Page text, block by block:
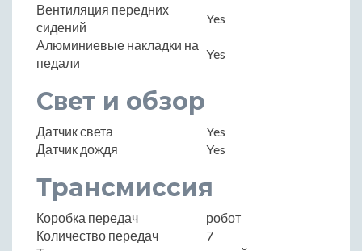
Вентиляция передних
сидений
Yes
Алюминиевые накладки на
педали
Yes
Свет и обзор
Датчик света
Yes
Датчик дождя
Yes
Трансмиссия
Коробка передач
робот
Количество передач
7